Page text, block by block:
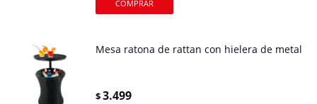
Mesa ratona de rattan con hielera de metal
$3.499